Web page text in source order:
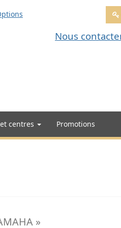
Nous
centres Promotions
»